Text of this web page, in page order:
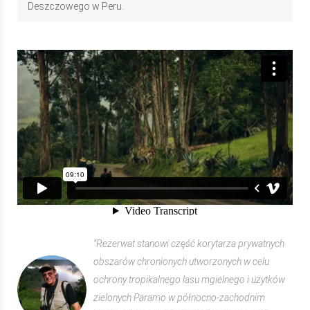
Deszczowego w Peru.
“Rezerwat stanowi część korytarza prywatnych
obszarów chronionych utworzonych w celu
ochrony tropikalnego lasu mgielnego i użytków
zielonych Paramo w północno-zachodnim